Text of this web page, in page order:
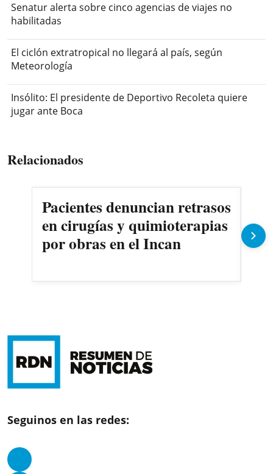
Senatur alerta sobre cinco agencias de viajes no
habilitadas
El ciclón extratropical no llegará al país, según
Meteorología
Insólito: El presidente de Deportivo Recoleta quiere
jugar ante Boca
Relacionados
Pacientes denuncian retrasos
en cirugías y quimioterapias
por obras en el Incan
Seguinos en las redes: